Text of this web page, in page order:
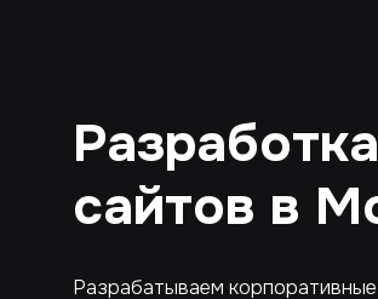
сайтов в
Разрабатываем